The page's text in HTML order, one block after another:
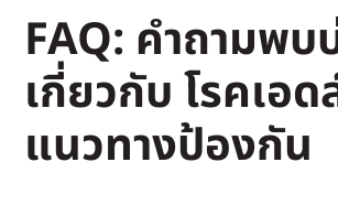
FAQ: คำถามพบ
เกี่ยวกับ โรคเอด
แนวทางป้องกัน